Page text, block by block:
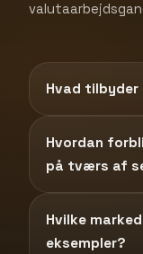
Hvad
Hvordan
på tværs af
Hvilke
eksempler?